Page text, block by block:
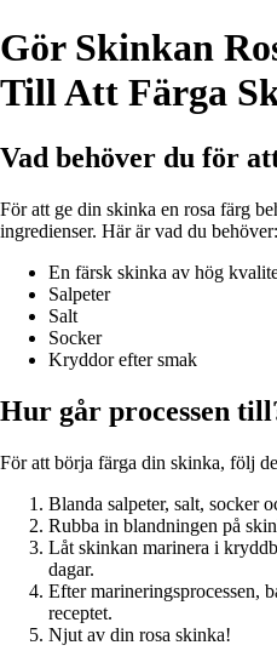
Gör Skinkan
Till Att Färga
Vad behöver du för
För att ge din skinka en rosa färg
ingredienser. Här är vad du behöver:
En färsk skinka av hög
Salpeter
Salt
Socker
Kryddor efter smak
Hur går processen
För att börja färga din skinka, följ
Blanda salpeter, salt, socker
Rubba in blandningen på
Låt skinkan marinera i
dagar.
Efter marineringsprocessen,
receptet.
Njut av din rosa skinka!